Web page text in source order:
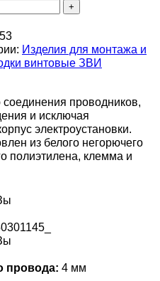
Изделия для монтажа и
винтовые ЗВИ
проводников,
и исключая
электроустановки.
из белого негорючего
полиэтилена, клемма и
провода: 4 мм